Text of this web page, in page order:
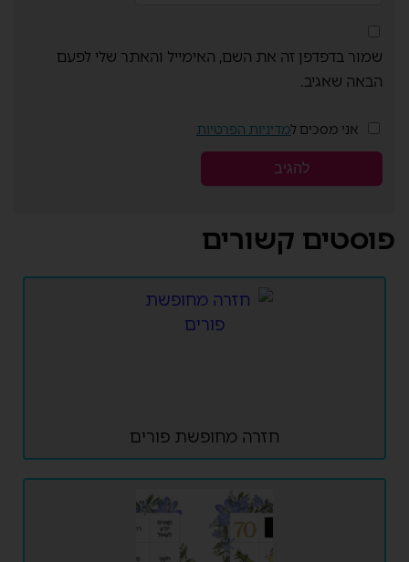
שמור בדפדפן זה את השם, האימייל והאתר שלי לפעם
הבאה שאגיב.
אני מסכים למדיניות הפרטיות
פוסטים קשורים
חזרה מחופשת פורים